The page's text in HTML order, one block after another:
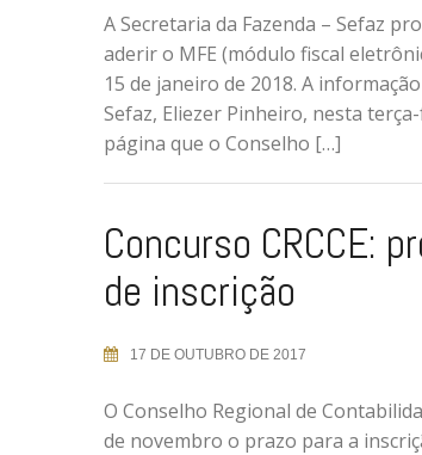
A Secretaria da Fazenda – Sefaz
aderir o MFE (módulo fiscal
15 de janeiro de 2018. A
Sefaz, Eliezer Pinheiro, nesta
página que o Conselho […]
Concurso CRCCE:
de inscrição
17 DE OUTUBRO DE 2017
O Conselho Regional de
de novembro o prazo para a